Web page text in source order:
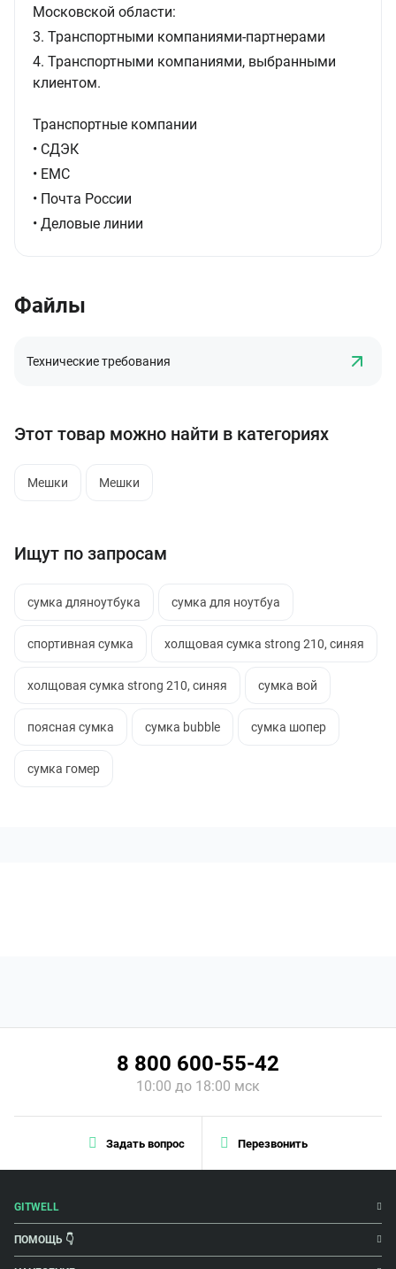
Московской области:
3. Транспортными компаниями-партнерами
4. Транспортными компаниями, выбранными
клиентом.
Транспортные компании
• СДЭК
• ЕМС
• Почта России
• Деловые линии
Файлы
Технические требования
Этот товар можно найти в категориях
Мешки Мешки
Ищут по запросам
сумка дляноутбука сумка для ноутбуа
спортивная сумка холщовая сумка strong 210, синяя
холщовая сумка strong 210, синяя сумка вой
поясная сумка сумка bubble сумка шопер
сумка гомер
Задать вопрос Перезвонить
8 800 600-55-42
10:00 до 18:00 мск
GITWELL
ПОМОЩЬ 👇